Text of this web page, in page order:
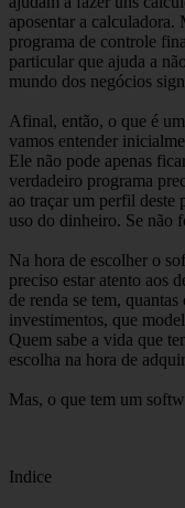
aposentar a calculadora.
programa de controle
particular que ajuda a
mundo dos negócios
Afinal, então, o que é
vamos entender
Ele não pode apenas
verdadeiro programa
ao traçar um perfil deste
uso do dinheiro. Se não
Na hora de escolher o
preciso estar atento aos
de renda se tem,
investimentos, que
Quem sabe a vida que
escolha na hora de
Mas, o que tem um
Indice